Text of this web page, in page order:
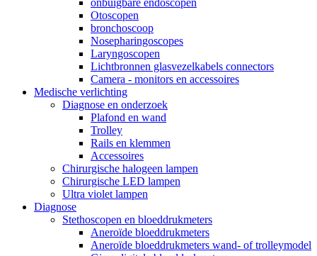
Otoscopen
bronchoscoop
Nosepharingoscopes
Laryngoscopen
Lichtbronnen glasvezelkabels connectors
Camera - monitors en accessoires
Medische verlichting
Diagnose en onderzoek
Plafond en wand
Trolley
Rails en klemmen
Accessoires
Chirurgische halogeen lampen
Chirurgische LED lampen
Ultra violet lampen
Diagnose
Stethoscopen en bloeddrukmeters
Aneroïde bloeddrukmeters
Aneroïde bloeddrukmeters wand- of trolleymodel